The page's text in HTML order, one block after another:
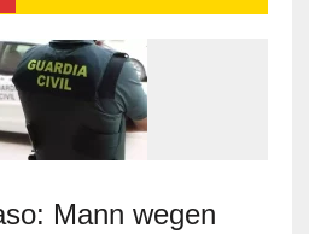
Mann wegen